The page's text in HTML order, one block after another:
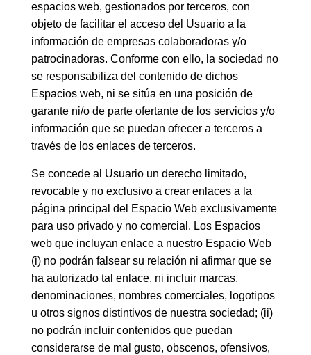
espacios web, gestionados por terceros, con
objeto de facilitar el acceso del Usuario a la
información de empresas colaboradoras y/o
patrocinadoras. Conforme con ello, la sociedad no
se responsabiliza del contenido de dichos
Espacios web, ni se sitúa en una posición de
garante ni/o de parte ofertante de los servicios y/o
información que se puedan ofrecer a terceros a
través de los enlaces de terceros.
Se concede al Usuario un derecho limitado,
revocable y no exclusivo a crear enlaces a la
página principal del Espacio Web exclusivamente
para uso privado y no comercial. Los Espacios
web que incluyan enlace a nuestro Espacio Web
(i) no podrán falsear su relación ni afirmar que se
ha autorizado tal enlace, ni incluir marcas,
denominaciones, nombres comerciales, logotipos
u otros signos distintivos de nuestra sociedad; (ii)
no podrán incluir contenidos que puedan
considerarse de mal gusto, obscenos, ofensivos,